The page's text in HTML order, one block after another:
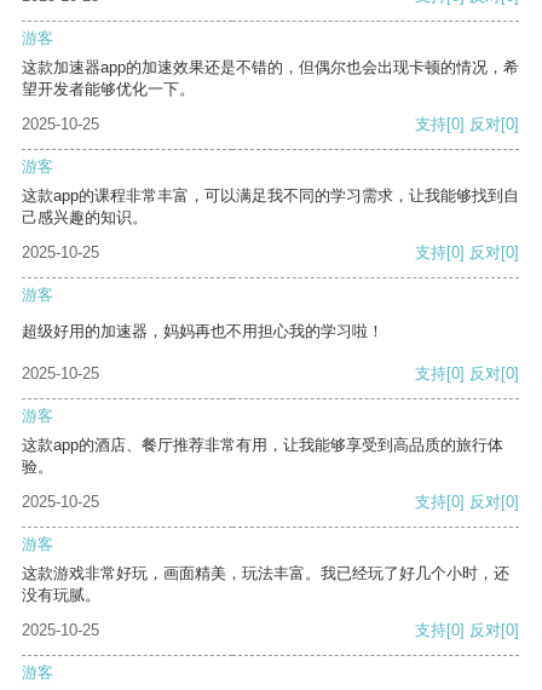
游客
这款加速器app的加速效果还是不错的，但偶尔也会出现卡顿的情况，希
望开发者能够优化一下。
2025-10-25
支持[0] 反对[0]
游客
这款app的课程非常丰富，可以满足我不同的学习需求，让我能够找到自
己感兴趣的知识。
2025-10-25
支持[0] 反对[0]
游客
超级好用的加速器，妈妈再也不用担心我的学习啦！
2025-10-25 支持[0] 反对[0]
游客
这款app的酒店、餐厅推荐非常有用，让我能够享受到高品质的旅行体
验。
2025-10-25
支持[0] 反对[0]
游客
这款游戏非常好玩，画面精美，玩法丰富。我已经玩了好几个小时，还
没有玩腻。
2025-10-25
支持[0] 反对[0]
游客